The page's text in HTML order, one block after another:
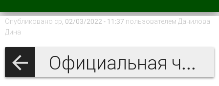
Опубликовано ср, 02/03/2022 - 11:37 пользователем Данилова
Дина
Официальная часть